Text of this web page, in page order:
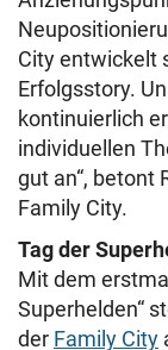
City entwickelt
Erfolgsstory.
kontinuierlich
individuellen
gut an“, betont
Family City.
Tag der
Mit dem
Superhelden“
der Family City